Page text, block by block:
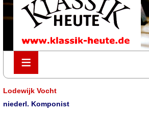
≡
≡
Lodewijk Vocht
niederl. Komponist